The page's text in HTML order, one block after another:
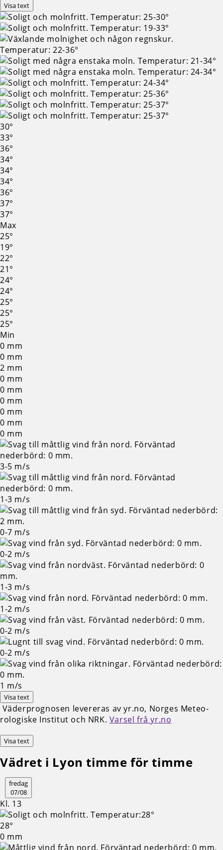
Visa text
30°
33°
36°
34°
34°
34°
36°
37°
37°
Max
25°
19°
22°
21°
24°
24°
25°
25°
25°
Min
0 mm
0 mm
2 mm
0 mm
0 mm
0 mm
0 mm
0 mm
0 mm
3-5 m/s
1-3 m/s
0-7 m/s
0-2 m/s
1-3 m/s
1-2 m/s
0-2 m/s
0-2 m/s
1 m/s
Visa text
Väderprognosen levereras av yr.no, Norges Meteo­
rologiske Institut och NRK. Varsel frå yr.no
Visa text
Vädret i Lyon timme för timme
fredag
07/08
Kl. 13
28°
0 mm